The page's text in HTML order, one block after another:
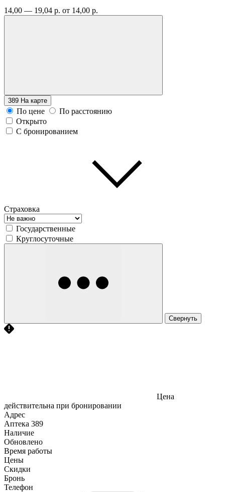
14,00 — 19,04 р. от 14,00 р.
389 На карте
По цене
По расстоянию
Открыто
С бронированием
Страховка
Государственные
Круглосуточные
Свернуть
Цена
действительна при бронировании
Адрес
Аптека 389
Наличие
Обновлено
Время работы
Цены
Скидки
Бронь
Телефон